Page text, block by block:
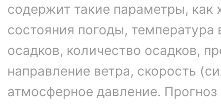
содержит такие параметры, как
состояния погоды, температура
осадков, количество осадков,
направление ветра, скорость
атмосферное давление.